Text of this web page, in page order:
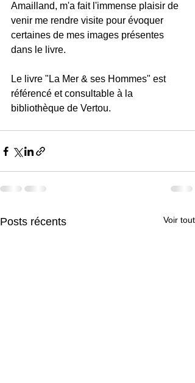
Amailland, m'a fait l'immense plaisir de
venir me rendre visite pour évoquer
certaines de mes images présentes
dans le livre.
Le livre "La Mer & ses Hommes" est
référencé et consultable à la
bibliothèque de Vertou.
Posts récents Voir tout